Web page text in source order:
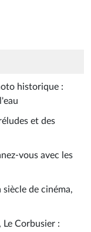
historique :
et des
vous avec les
de cinéma,
Corbusier :